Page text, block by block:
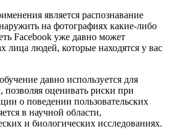
является распознавание
на фотографиях какие-либо
Facebook уже давно может
лица людей, которые находятся у вас
давно используется для
оценивать риски при
о поведении пользовательских
в научной области,
и биологических исследованиях.